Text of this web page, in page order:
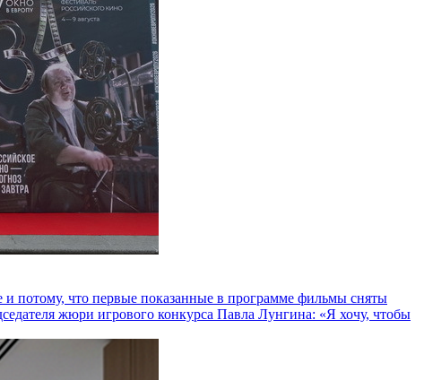
и потому, что первые показанные в программе фильмы сняты
жюри игрового конкурса Павла Лунгина: «Я хочу, чтобы